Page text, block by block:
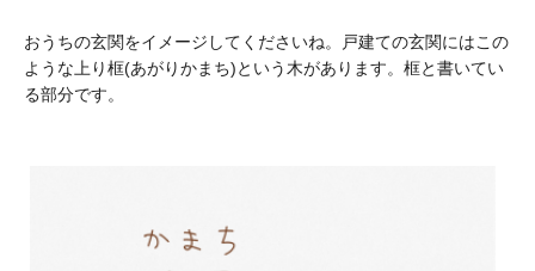
おうちの玄関をイメージしてくださいね。戸建ての玄関にはこの
ような上り框(あがりかまち)という木があります。框と書いてい
る部分です。